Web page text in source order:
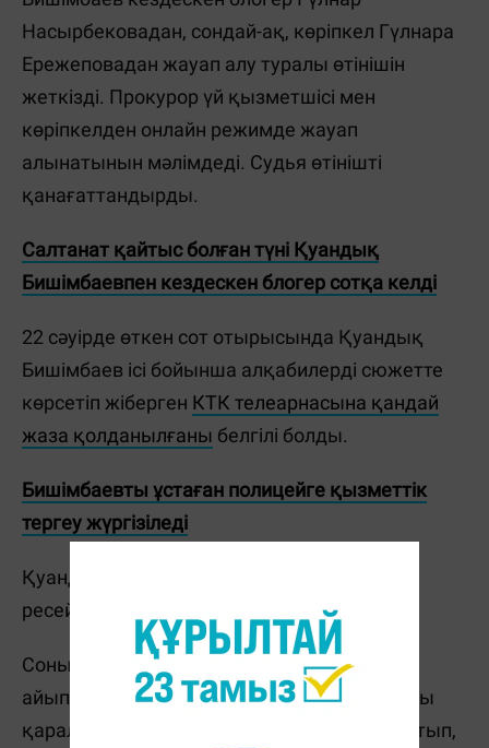
Насырбековадан, сондай-ақ, көріпкел Гүлнара
Ережеповадан жауап алу туралы өтінішін
жеткізді. Прокурор үй қызметшісі мен
көріпкелден онлайн режимде жауап
алынатынын мәлімдеді. Судья өтінішті
қанағаттандырды.
Салтанат қайтыс болған түні Қуандық
Бишімбаевпен кездескен блогер сотқа келді
22 сәуірде өткен сот отырысында Қуандық
Бишімбаев ісі бойынша алқабилерді сюжетте
көрсетіп жіберген КТК телеарнасына қандай
жаза қолданылғаны белгілі болды.
Бишімбаевты ұстаған полицейге қызметтік
тергеу жүргізіледі
Қуандық Бишімбаевтың сот отырысына
ресейлік журналист
Ксения Собчак келді
Сонымен қатар, сот отырысында басты
айыпталушы Бишімбаевтың ұялы телефоны
қарала бастады. Бишімбаев құпиясөзді айтып,